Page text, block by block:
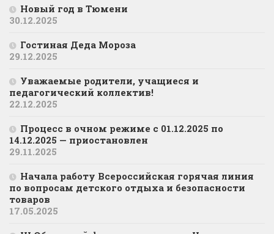
Новый год в Тюмени
30.12.2025
Гостиная Деда Мороза
29.12.2025
Уважаемые родители, учащиеся и
педагогический коллектив!
22.12.2025
Процесс в очном режиме с 01.12.2025 по
14.12.2025 — приостановлен
29.11.2025
Начала работу Всероссийская горячая линия
по вопросам детского отдыха и безопасности
товаров
17.05.2025